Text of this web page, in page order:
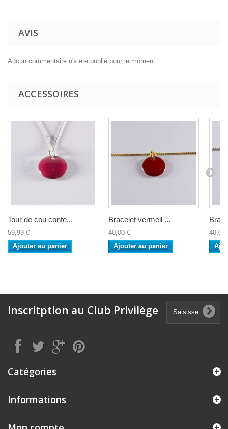
AVIS
Aucun commentaire n'a été publié pour le moment.
ACCESSOIRES
Tour de cou confe...
59,99 €
Ajouter au panier
Bracelet vermeil ...
40,00 €
Ajouter au panier
40,00
Inscritption au Club Privilège
Catégories
Informations